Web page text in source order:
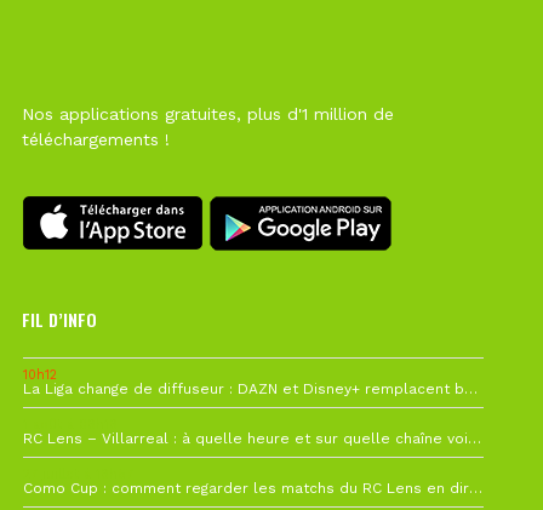
Nos applications gratuites, plus d'1 million de
téléchargements !
FIL D’INFO
10h12
La Liga change de diffuseur : DAZN et Disney+ remplacent beIN Sports !
RC Lens – Villarreal : à quelle heure et sur quelle chaîne voir la finale de la Como Cup ?
Como Cup : comment regarder les matchs du RC Lens en direct ?